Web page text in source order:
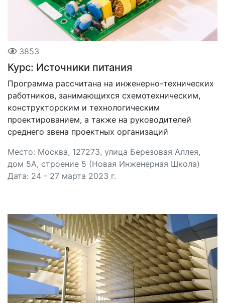
3853
Курс: Источники питания
Программа рассчитана на инженерно-технических
работников, занимающихся схемотехническим,
конструкторским и технологическим
проектированием, а также на руководителей
среднего звена проектных организаций
Место: Москва, 127273, улица Березовая Аллея,
дом 5А, строение 5 (Новая Инженерная Школа)
Дата: 24 - 27 марта 2023 г.